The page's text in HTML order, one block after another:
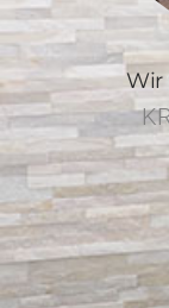
Wir
Nach einem
Ihre Nägel in
erhalten Ihre